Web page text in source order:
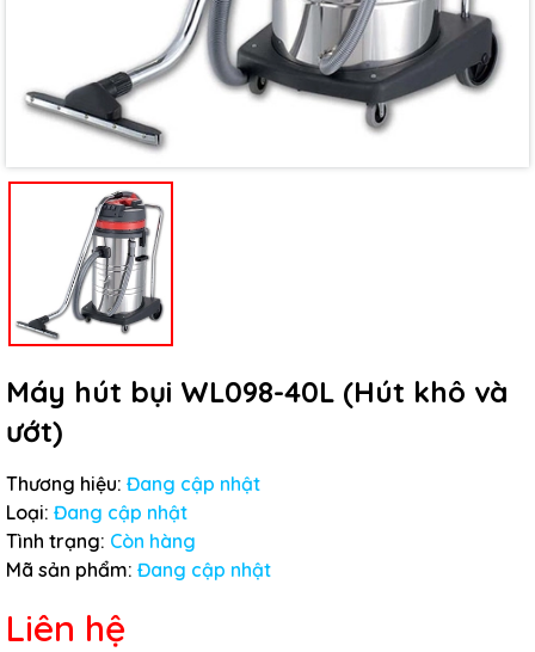
Máy hút bụi WL098-40L (Hút khô và
ướt)
Thương hiệu: Đang cập nhật
Loại: Đang cập nhật
Tình trạng: Còn hàng
Mã sản phẩm: Đang cập nhật
Liên hệ